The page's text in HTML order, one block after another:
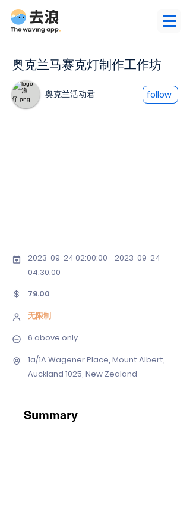
奥克兰马赛克灯制作工作坊
奥克兰活动君 follow
2023-09-24 02:00:00 - 2023-09-24
04:30:00
79.00
无限制
6 above only
1a/1A Wagener Place, Mount Albert,
Auckland 1025, New Zealand
Summary